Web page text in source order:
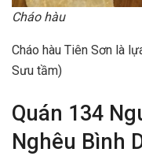
Cháo hàu
Cháo hàu Tiên Sơn là
Sưu tầm)
Quán 134
Nghêu Bình